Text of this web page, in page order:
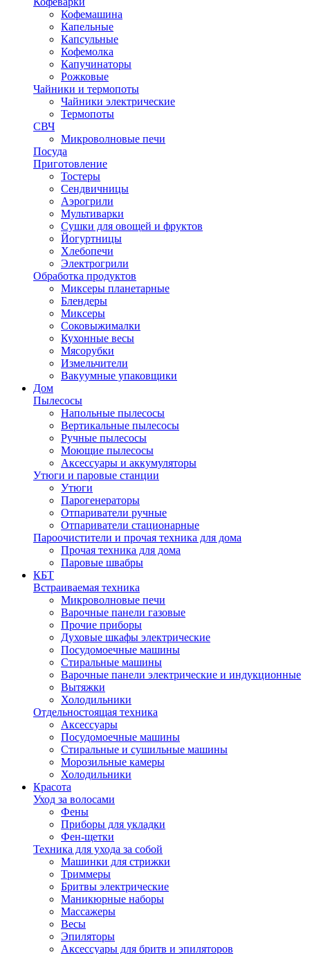
Кофемашина
Капельные
Капсульные
Кофемолка
Капучинаторы
Рожковые
Чайники и термопоты
Чайники электрические
Термопоты
СВЧ
Микроволновые печи
Посуда
Приготовление
Тостеры
Сендвичницы
Аэрогрили
Мультиварки
Сушки для овощей и фруктов
Йогуртницы
Хлебопечи
Электрогрили
Обработка продуктов
Миксеры планетарные
Блендеры
Миксеры
Соковыжималки
Кухонные весы
Мясорубки
Измельчители
Вакуумные упаковщики
Дом
Пылесосы
Напольные пылесосы
Вертикальные пылесосы
Ручные пылесосы
Моющие пылесосы
Аксессуары и аккумуляторы
Утюги и паровые станции
Утюги
Парогенераторы
Отпариватели ручные
Отпариватели стационарные
Пароочистители и прочая техника для дома
Прочая техника для дома
Паровые швабры
КБТ
Встраиваемая техника
Микроволновые печи
Варочные панели газовые
Прочие приборы
Духовые шкафы электрические
Посудомоечные машины
Стиральные машины
Варочные панели электрические и индукционные
Вытяжки
Холодильники
Отдельностоящая техника
Аксессуары
Посудомоечные машины
Стиральные и сушильные машины
Морозильные камеры
Холодильники
Красота
Уход за волосами
Фены
Приборы для укладки
Фен-щетки
Техника для ухода за собой
Машинки для стрижки
Триммеры
Бритвы электрические
Маникюрные наборы
Массажеры
Весы
Эпиляторы
Аксессуары для бритв и эпиляторов